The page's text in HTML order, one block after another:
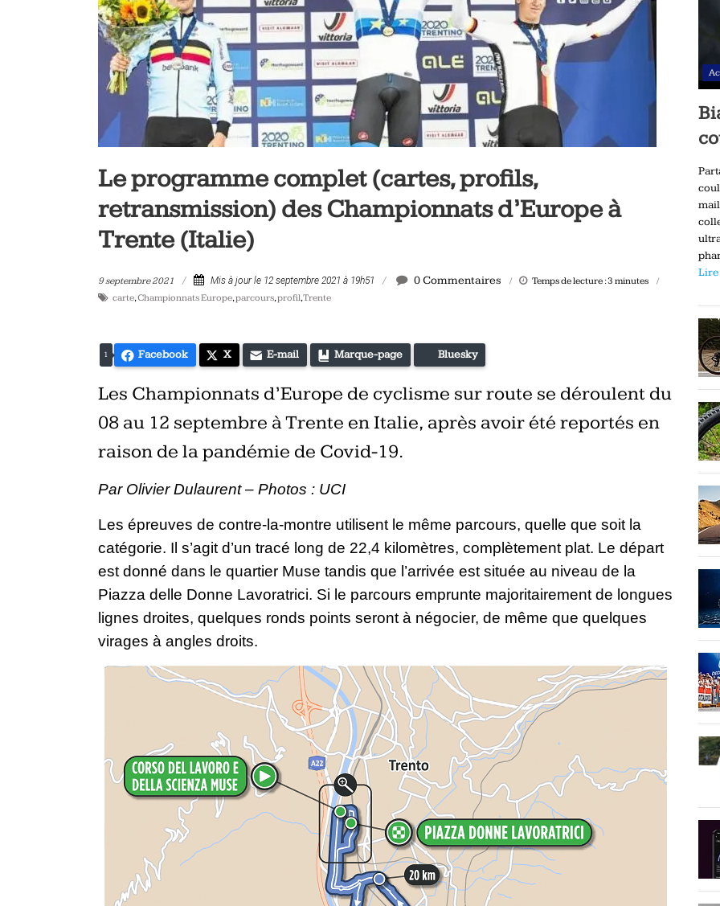
vélo
et
triathlon
Le programme complet (cartes, profils,
retransmission) des Championnats d’Europe à
Trente (Italie)
9 septembre 2021 Mis à jour le 12 septembre 2021 à 19h51 0 Commentaires Temps de lecture :3 minutes
carte,Championnats Europe,parcours,profil,Trente
1 Facebook X E-mail Marque-page Bluesky
Les Championnats d’Europe de cyclisme sur route se déroulent du
08 au 12 septembre à Trente en Italie, après avoir été reportés en
raison de la pandémie de Covid-19.
Par Olivier Dulaurent – Photos : UCI
Les épreuves de contre-la-montre utilisent le même parcours, quelle que soit la
catégorie. Il s’agit d’un tracé long de 22,4 kilomètres, complètement plat. Le départ
est donné dans le quartier Muse tandis que l’arrivée est située au niveau de la
Piazza delle Donne Lavoratrici. Si le parcours emprunte majoritairement de longues
lignes droites, quelques ronds points seront à négocier, de même que quelques
virages à angles droits.